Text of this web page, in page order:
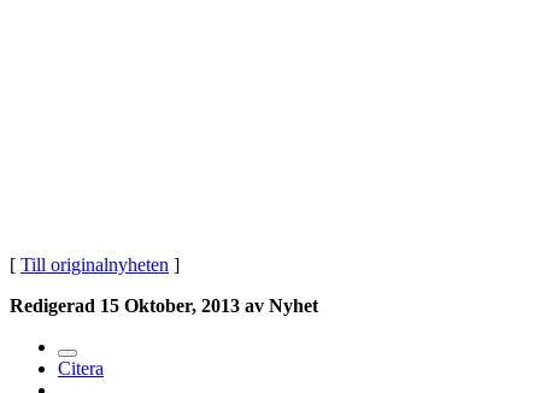
[ Till originalnyheten ]
Redigerad 15 Oktober, 2013 av Nyhet
Citera